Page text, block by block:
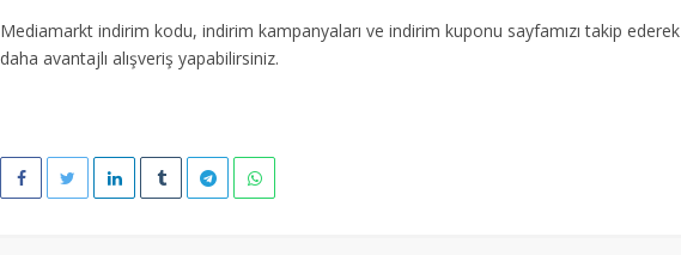
Mediamarkt indirim kodu, indirim kampanyaları ve indirim kuponu sayfamızı takip ederek
daha avantajlı alışveriş yapabilirsiniz.